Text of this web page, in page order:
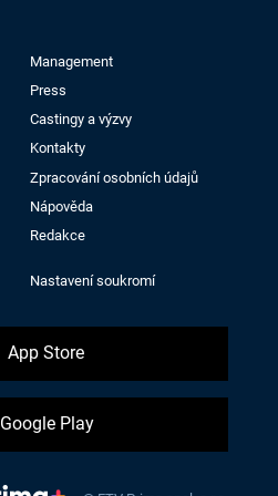
Management
Press
Castingy a výzvy
Kontakty
Zpracování osobních údajů
Nápověda
Redakce
Nastavení soukromí
App Store
Google Play